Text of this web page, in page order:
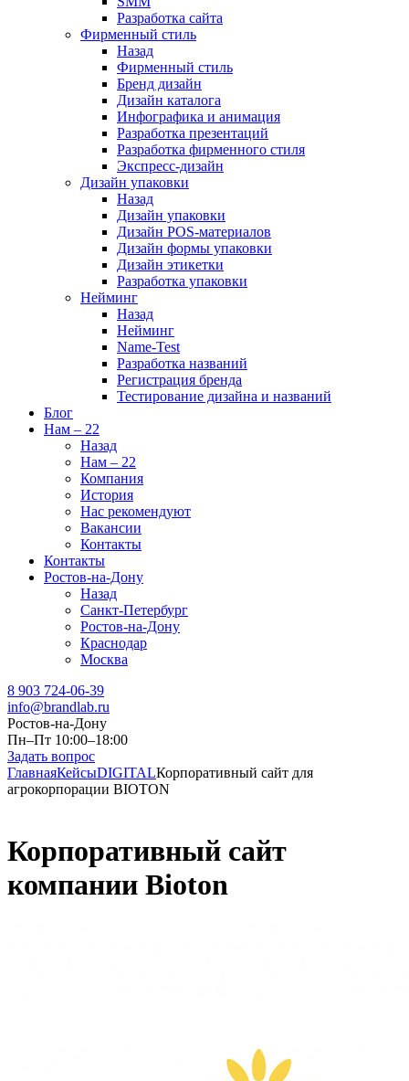
Разработка сайта
Фирменный стиль
Назад
Фирменный стиль
Бренд дизайн
Дизайн каталога
Инфографика и анимация
Разработка презентаций
Разработка фирменного стиля
Экспресс-дизайн
Дизайн упаковки
Назад
Дизайн упаковки
Дизайн POS-материалов
Дизайн формы упаковки
Дизайн этикетки
Разработка упаковки
Нейминг
Назад
Нейминг
Name-Test
Разработка названий
Регистрация бренда
Тестирование дизайна и названий
Блог
Нам – 22
Назад
Нам – 22
Компания
История
Нас рекомендуют
Вакансии
Контакты
Контакты
Ростов-на-Дону
Назад
Санкт-Петербург
Ростов-на-Дону
Краснодар
Москва
8 903 724-06-39
info@brandlab.ru
Ростов-на-Дону
Пн–Пт 10:00–18:00
Задать вопрос
ГлавнаяКейсыDIGITALКорпоративный сайт для
агрокорпорации BIOTON
Корпоративный сайт
компании Bioton